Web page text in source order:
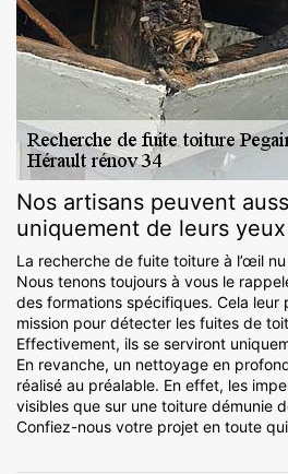
Nos artisans peuvent
uniquement de leurs yeux
La recherche de fuite toiture à l’œil
Nous tenons toujours à vous le
des formations spécifiques. Cela leur
mission pour détecter les fuites de
Effectivement, ils se serviront
En revanche, un nettoyage en
réalisé au préalable. En effet, les
visibles que sur une toiture démunie
Confiez-nous votre projet en toute